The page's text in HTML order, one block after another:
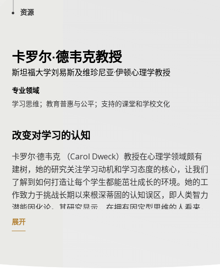
资源
卡罗尔·德韦克教授
斯坦福大学刘易斯及维珍尼亚·伊顿心理学教授
专业领域
学习思维；教育普惠与公平；支持的课堂和学校文化
改变对学习的认知
卡罗尔·德韦克 （Carol Dweck）教授在心理学领域颇有
建树，她的研究关注学习动机和学习态度的核心，让我们
了解到如何打造让每个学生都能茁壮成长的环境。她的工
作致力于挑战长期以来根深蒂固的认知误区，即人类智力
潜能固化论。其研究显示，在拥有固定型思维的人看来，
天赋和能力是始终不变的。然而，拥有成长型思维的人却
认为天赋和能力是可以培养的。
展开